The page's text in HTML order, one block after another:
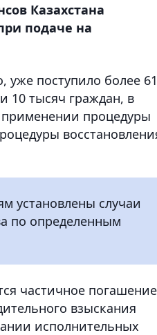
Казахстана
подаче на
уже поступило более 61
10 тысяч граждан, в
процедуры
установлены случаи
по определенным
частичное погашение
взыскания
исполнительных